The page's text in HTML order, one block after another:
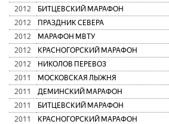
2012
БИТЦЕВСКИЙ МАРАФОН
2012
ПРАЗДНИК СЕВЕРА
2012
МАРАФОН МВТУ
2012
КРАСНОГОРСКИЙ МАРАФОН
2012
НИКОЛОВ ПЕРЕВОЗ
2011
МОСКОВСКАЯ ЛЫЖНЯ
2011
ДЕМИНСКИЙ МАРАФОН
2011
БИТЦЕВСКИЙ МАРАФОН
2011
КРАСНОГОРСКИЙ МАРАФОН